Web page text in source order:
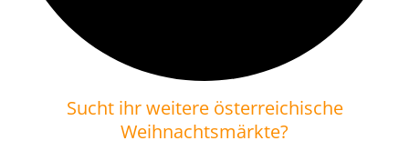
Sucht ihr weitere österreichische
Weihnachtsmärkte?